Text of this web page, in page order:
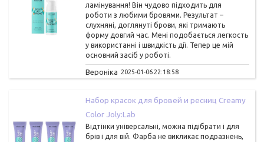
ламінування! Він чудово підходить для
роботи з любими бровями. Результат –
слухняні, доглянуті брови, які тримають
форму довгий час. Мені подобається легкость
у використанні і швидкість дії. Тепер це мій
основний засіб у роботі.
Вероніка 2025-01-06 22:18:58
Набор красок для бровей и ресниц Creamy
Color Joly:Lab
Відтінки універсальні, можна підібрати і для
брів і для вій. Фарба не викликає подразнень,